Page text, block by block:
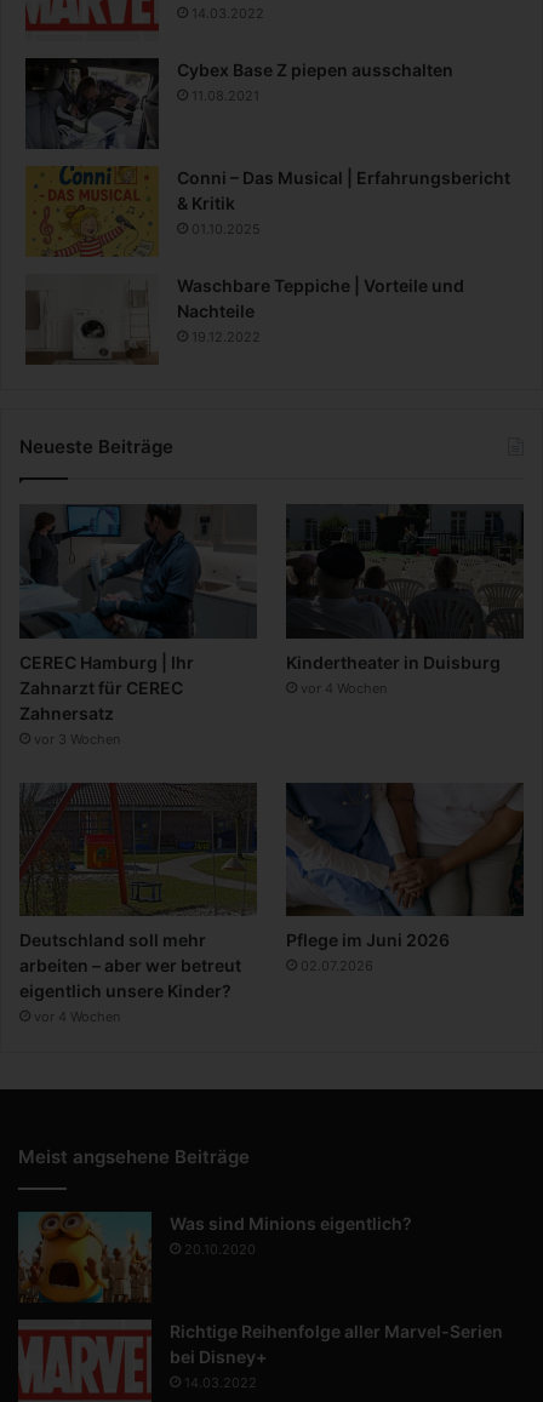
14.03.2022
Cybex Base Z piepen ausschalten
11.08.2021
Conni – Das Musical | Erfahrungsbericht
& Kritik
01.10.2025
Waschbare Teppiche | Vorteile und
Nachteile
19.12.2022
Neueste Beiträge
CEREC Hamburg | Ihr
Zahnarzt für CEREC
Zahnersatz
vor 3 Wochen
Kindertheater in Duisburg
vor 4 Wochen
Deutschland soll mehr
arbeiten – aber wer betreut
eigentlich unsere Kinder?
vor 4 Wochen
Pflege im Juni 2026
02.07.2026
Meist angsehene Beiträge
Was sind Minions eigentlich?
20.10.2020
Richtige Reihenfolge aller Marvel-Serien
bei Disney+
14.03.2022